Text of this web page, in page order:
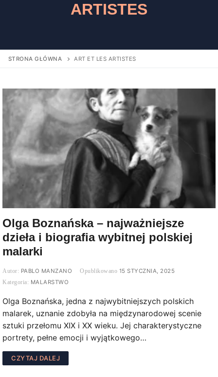
ARTISTES
STRONA GŁÓWNA ART ET LES ARTISTES
Olga Boznańska – najważniejsze
dzieła i biografia wybitnej polskiej
malarki
PABLO MANZANO
15 STYCZNIA, 2025
MALARSTWO
Olga Boznańska, jedna z najwybitniejszych polskich
malarek, uznanie zdobyła na międzynarodowej scenie
sztuki przełomu XIX i XX wieku. Jej charakterystyczne
portrety, pełne emocji i wyjątkowego…
CZYTAJ DALEJ